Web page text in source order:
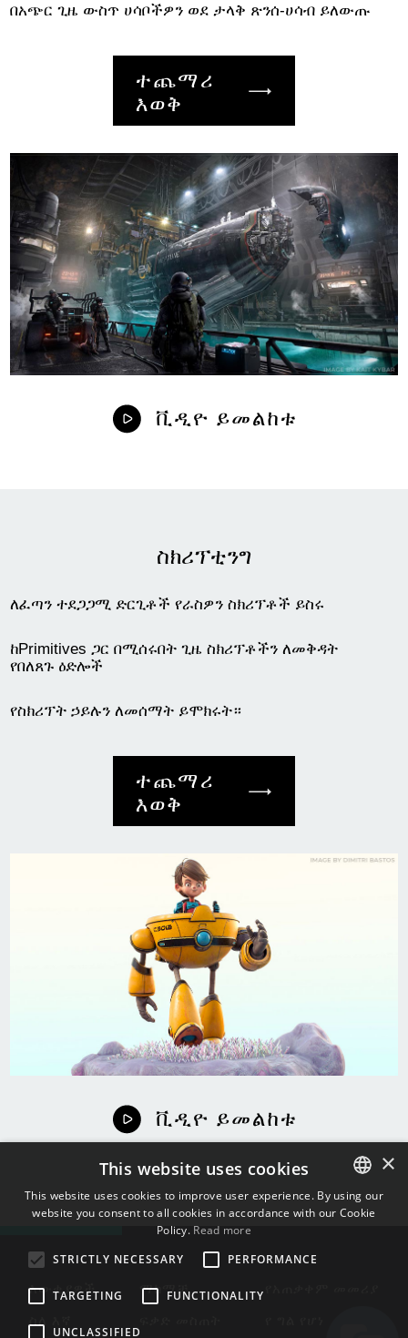
ቪዲዮ ይመልከቱ
በአጭር ጊዜ ውስጥ ሀሳቦችዎን ወደ ታላቅ ጽንሰ-ሀሳብ ይለውጡ
ተጨማሪ
እወቅ
ቪዲዮ ይመልከቱ
ስክሪፕቲንግ
ለፈጣን ተደጋጋሚ ድርጊቶች የራስዎን ስክሪፕቶች ይስሩ
ከPrimitives ጋር በሚሰሩበት ጊዜ ስክሪፕቶችን ለመቅዳት
የበለጸጉ ዕድሎች
የስክሪፕት ኃይሉን ለመሰማት ይሞክሩት።
ተጨማሪ
እወቅ
እውቂያዎች ማከማቻ
ENGLISH
×
This website uses cookies
This website uses cookies to improve user experience. By using our
website you consent to all cookies in accordance with our Cookie
Policy. Read more
STRICTLY NECESSARY
PERFORMANCE
TARGETING FUNCTIONALITY
UNCLASSIFIED